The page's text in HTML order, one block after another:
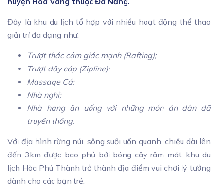
Đây là khu du lịch tổ hợp với nhiều hoạt động thể thao
giải trí đa dạng như:
Trượt thác cảm giác mạnh (Rafting);
Trượt dây cáp (Zipline);
Massage Cá;
Nhà nghỉ;
Nhà hàng ăn uống với những món ăn dân dã
truyền thống.
Với địa hình rừng núi, sông suối uốn quanh, chiều dài lên
đến 3km được bao phủ bởi bóng cây râm mát, khu du
lịch Hòa Phú Thành trở thành địa điểm vui chơi lý tưởng
dành cho các bạn trẻ.